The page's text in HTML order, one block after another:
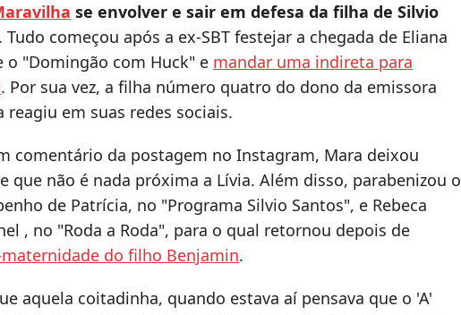
se envolver e sair em defesa da filha de Silvio
. Tudo começou após a ex-SBT festejar a chegada de Eliana
o "Domingão com Huck" e mandar uma indireta para
. Por sua vez, a filha número quatro do dono da emissora
reagiu em suas redes sociais.
comentário da postagem no Instagram, Mara deixou
que não é nada próxima a Lívia. Além disso, parabenizou o
de Patrícia, no "Programa Silvio Santos", e Rebeca
, no "Roda a Roda", para o qual retornou depois de
do filho Benjamin.
aquela coitadinha, quando estava aí pensava que o 'A'